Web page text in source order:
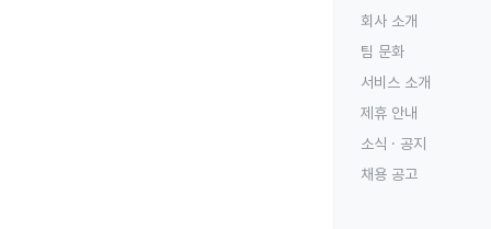
회사 소개
팀 문화
서비스 소개
제휴 안내
소식 · 공지
채용 공고